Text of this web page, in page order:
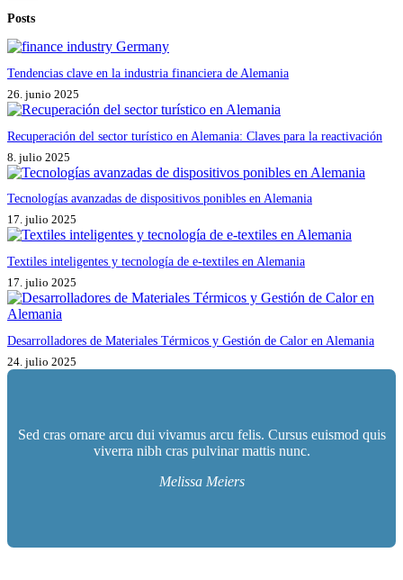
resultados
Posts
Tendencias clave en la industria financiera de Alemania
26. junio 2025
Recuperación del sector turístico en Alemania: Claves para la reactivación
8. julio 2025
Tecnologías avanzadas de dispositivos ponibles en Alemania
17. julio 2025
Textiles inteligentes y tecnología de e-textiles en Alemania
17. julio 2025
Desarrolladores de Materiales Térmicos y Gestión de Calor en Alemania
24. julio 2025
Sed cras ornare arcu dui vivamus arcu felis. Cursus euismod quis
viverra nibh cras pulvinar mattis nunc.
Melissa Meiers